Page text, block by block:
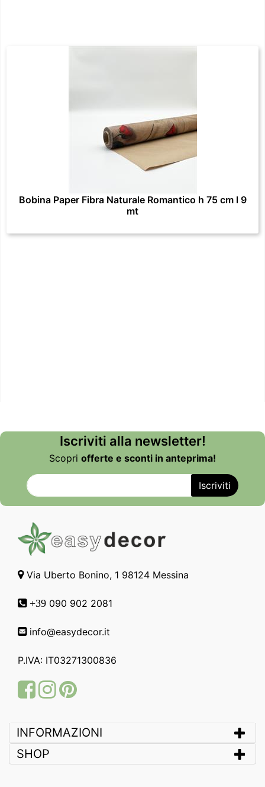
Bobina Paper Fibra Naturale Romantico h 75 cm l 9
mt
Iscriviti alla newsletter!
Scopri offerte e sconti in anteprima!
Via Uberto Bonino, 1 98124 Messina
+39 090 902 2081
info@easydecor.it
P.IVA: IT03271300836
FacebookInstagram
Pinterest
INFORMAZIONI
SHOP